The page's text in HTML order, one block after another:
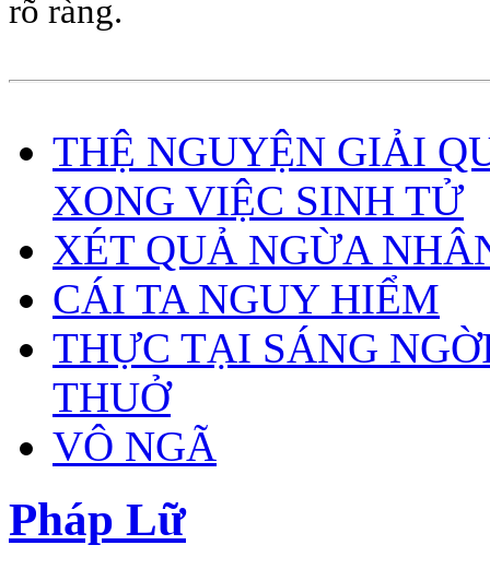
rõ ràng.
THỆ NGUYỆN GIẢI
XONG VIỆC SINH TỬ
XÉT QUẢ NGỪA
CÁI TA NGUY HIỂM
THỰC TẠI SÁNG
THUỞ
VÔ NGÃ
Pháp Lữ